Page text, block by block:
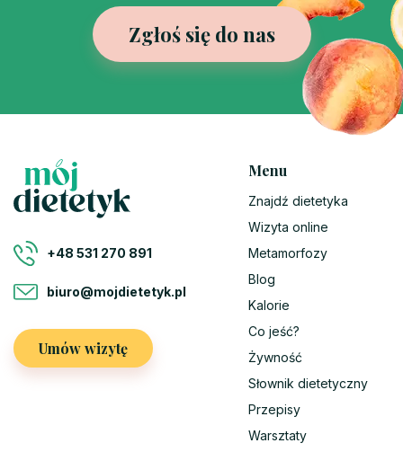
Zgłoś się do nas
+48 531 270 891
biuro@mojdietetyk.pl
Umów wizytę
Menu
Znajdź dietetyka
Wizyta online
Metamorfozy
Blog
Kalorie
Co jeść?
Żywność
Słownik dietetyczny
Przepisy
Warsztaty